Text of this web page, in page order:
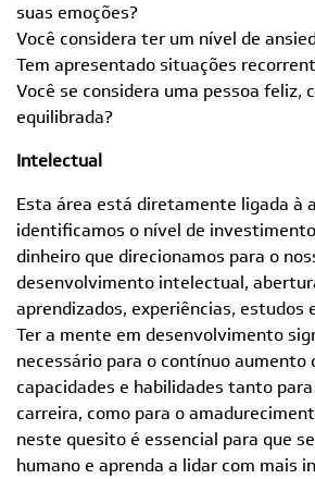
suas emoções?
Você considera ter um nível de
Tem apresentado situações
Você se considera uma pessoa feliz,
equilibrada?
Intelectual
Esta área está diretamente ligada à
identificamos o nível de
dinheiro que direcionamos para o
desenvolvimento intelectual,
aprendizados, experiências, estudos
Ter a mente em desenvolvimento
necessário para o contínuo aumento
capacidades e habilidades tanto
carreira, como para o
neste quesito é essencial para que
humano e aprenda a lidar com mais